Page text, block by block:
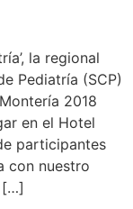
la regional
Pediatría (SCP)
2018
en el Hotel
participantes
con nuestro
[…]